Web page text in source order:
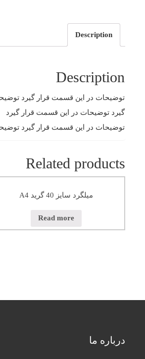
Description
Description
توضیحات در این قسمت قرار گیرد
گیرد توضیحات در این قسمت قرار گیرد
توضیحات در این قسمت قرار گیرد
Related products
میلگرد سایز 40 گرید A4
Read more
درباره ما